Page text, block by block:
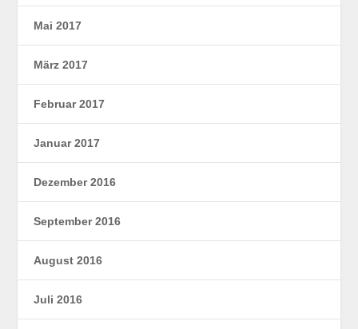
Mai 2017
März 2017
Februar 2017
Januar 2017
Dezember 2016
September 2016
August 2016
Juli 2016